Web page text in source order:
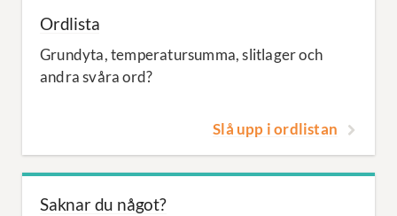
Ordlista
Grundyta, temperatursumma, slitlager och
andra svåra ord?
Slå upp i ordlistan
Saknar du något?